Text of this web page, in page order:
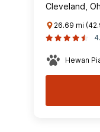
Cleveland,
26.69 mi
Hewan